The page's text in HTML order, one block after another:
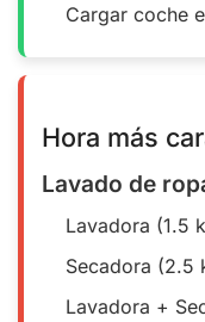
Cargar coche
Hora más
Lavado de
Lavadora (1.5
Secadora (2.5
Lavadora +